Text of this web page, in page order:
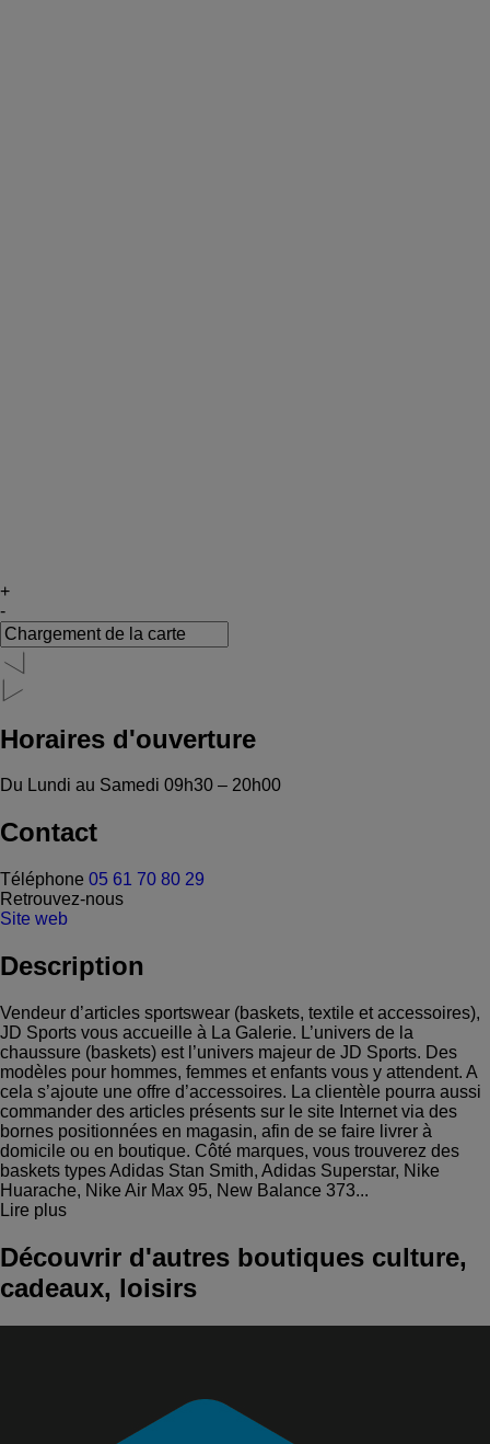
+
-
Horaires d'ouverture
Du Lundi au Samedi 09h30 – 20h00
Contact
Téléphone 05 61 70 80 29
Retrouvez-nous
Site web
Description
Vendeur d’articles sportswear (baskets, textile et accessoires),
JD Sports vous accueille à La Galerie. L’univers de la
chaussure (baskets) est l’univers majeur de JD Sports. Des
modèles pour hommes, femmes et enfants vous y attendent. A
cela s’ajoute une offre d’accessoires. La clientèle pourra aussi
commander des articles présents sur le site Internet via des
bornes positionnées en magasin, afin de se faire livrer à
domicile ou en boutique. Côté marques, vous trouverez des
baskets types Adidas Stan Smith, Adidas Superstar, Nike
Huarache, Nike Air Max 95, New Balance 373...
Lire plus
Découvrir d'autres boutiques culture,
cadeaux, loisirs